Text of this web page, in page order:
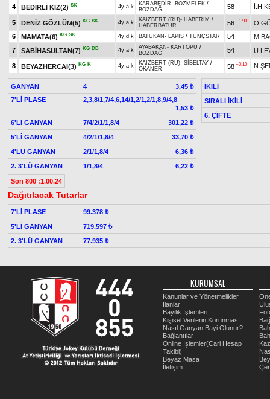
4 BEDİRLİ KIZ(2) SK 4y a k KARABEDİR- BOZMELEK /
BOZDAĞ
58
5 DENİZ GÖZLÜM(5) KG SK 4y a k KAIZBERT (RU)- HABERİM /
HABERBATUR
56 +1.90
6
MAMATA(6) KG SK 4y d k BATUKAN - LAPİS / TUNÇSTAR 54
7
SABİHASULTAN(7) KG DB 4y a k AYABAKAN - KARTOPU /
BOZDAĞ
54
8 BEYAZHERCAİ(3) KG K 4y a k KAIZBERT (RU)- SİBELTAY /
OKANER
58 +0.10
GANYAN 4
3,45 ₺
7'Lİ PLASE
2,3,8/1,7/4,6,14/1,2/1,2/1,8,9/4,8
1,53 ₺
6'LI GANYAN
7/4/2/1/1,8/4
301,22 ₺
5'Lİ GANYAN
4/2/1/1,8/4
33,70 ₺
4'LÜ GANYAN
2/1/1,8/4
6,36 ₺
2. 3'LÜ GANYAN
1/1,8/4 6,22 ₺
İKİLİ
SIRALI İKİLİ
6. ÇİFTE
Son 800 :1.00.24
Dağıtılacak Tutarlar
7'Lİ PLASE
99.378 ₺
5'Lİ GANYAN
719.597 ₺
2. 3'LÜ GANYAN
77.935 ₺
KURUMSAL
Kanunlar ve Yönetmelikler
İlanlar
Bayilik İşlemleri
Kişisel Verilerin Korunması
Nasıl Ganyan Bayi Olunur?
Bağlantılar
Online İşlemler(Cari Hesap
Takibi)
Beyaz Masa
İletişim